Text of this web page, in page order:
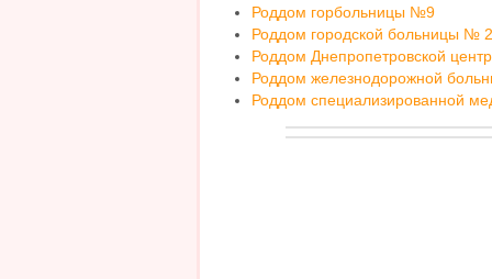
Роддом горбольницы №9
Роддом городской больницы № 2
Роддом Днепропетровской
Роддом железнодорожной
Роддом специализированной